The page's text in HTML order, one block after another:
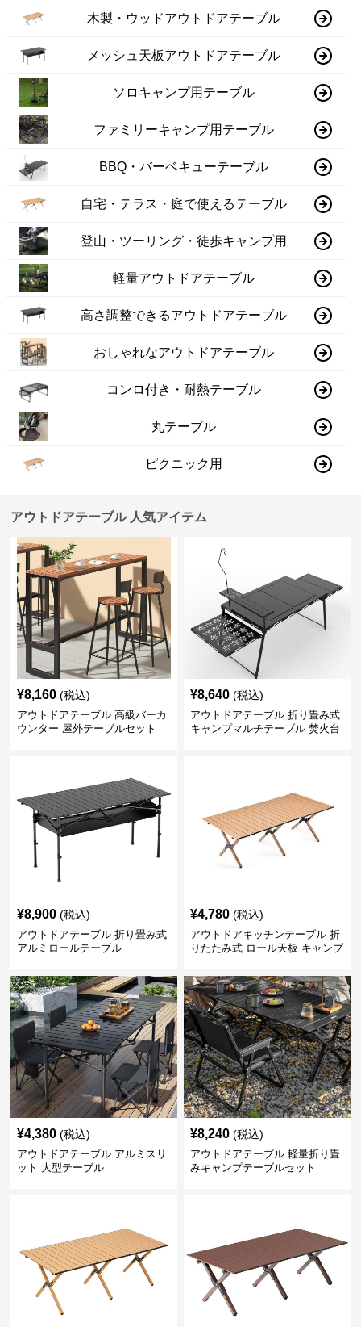
木製・ウッドアウトドアテーブル
メッシュ天板アウトドアテーブル
ソロキャンプ用テーブル
ファミリーキャンプ用テーブル
BBQ・バーベキューテーブル
自宅・テラス・庭で使えるテーブル
登山・ツーリング・徒歩キャンプ用
軽量アウトドアテーブル
高さ調整できるアウトドアテーブル
おしゃれなアウトドアテーブル
コンロ付き・耐熱テーブル
丸テーブル
ピクニック用
アウトドアテーブル 人気アイテム
¥8,160 (税込)
アウトドアテーブル 高級バーカ
ウンター 屋外テーブルセット
¥8,640 (税込)
アウトドアテーブル 折り畳み式
キャンプマルチテーブル 焚火台
¥8,900 (税込)
アウトドアテーブル 折り畳み式
アルミロールテーブル
¥4,780 (税込)
アウトドアキッチンテーブル 折
りたたみ式 ロール天板 キャンプ
¥4,380 (税込)
アウトドアテーブル アルミスリ
ット 大型テーブル
¥8,240 (税込)
アウトドアテーブル 軽量折り畳
みキャンプテーブルセット